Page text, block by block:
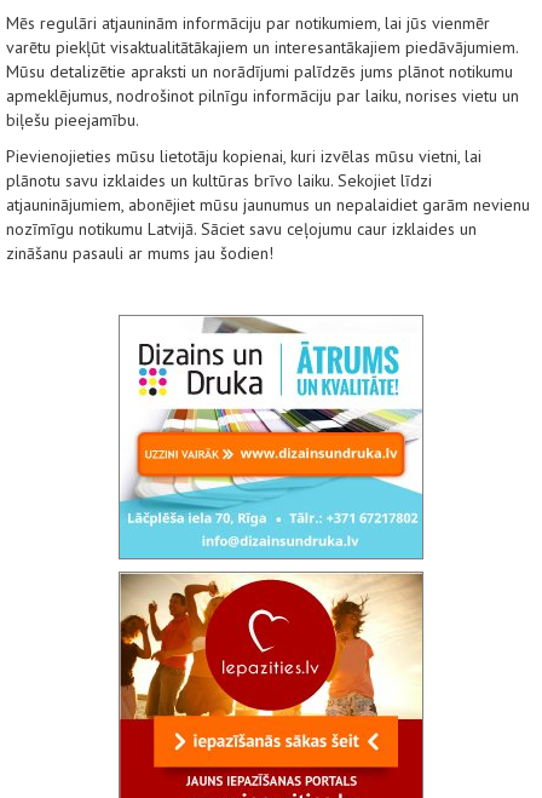
Mēs regulāri atjauninām informāciju par notikumiem, lai jūs vienmēr
varētu piekļūt visaktualitātākajiem un interesantākajiem piedāvājumiem.
Mūsu detalizētie apraksti un norādījumi palīdzēs jums plānot notikumu
apmeklējumus, nodrošinot pilnīgu informāciju par laiku, norises vietu un
biļešu pieejamību.
Pievienojieties mūsu lietotāju kopienai, kuri izvēlas mūsu vietni, lai
plānotu savu izklaides un kultūras brīvo laiku. Sekojiet līdzi
atjauninājumiem, abonējiet mūsu jaunumus un nepalaidiet garām nevienu
nozīmīgu notikumu Latvijā. Sāciet savu ceļojumu caur izklaides un
zināšanu pasauli ar mums jau šodien!